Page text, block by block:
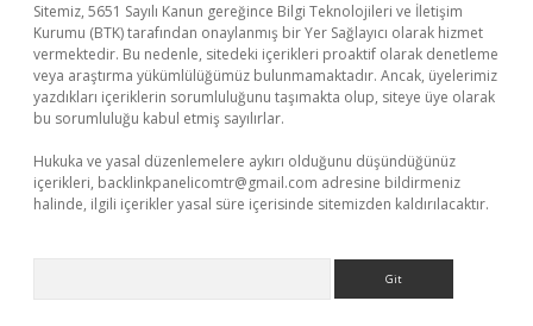
Sitemiz, 5651 Sayılı Kanun gereğince Bilgi Teknolojileri ve İletişim
Kurumu (BTK) tarafından onaylanmış bir Yer Sağlayıcı olarak hizmet
vermektedir. Bu nedenle, sitedeki içerikleri proaktif olarak denetleme
veya araştırma yükümlülüğümüz bulunmamaktadır. Ancak, üyelerimiz
yazdıkları içeriklerin sorumluluğunu taşımakta olup, siteye üye olarak
bu sorumluluğu kabul etmiş sayılırlar.
Hukuka ve yasal düzenlemelere aykırı olduğunu düşündüğünüz
içerikleri, backlinkpanelicomtr@gmail.com adresine bildirmeniz
halinde, ilgili içerikler yasal süre içerisinde sitemizden kaldırılacaktır.